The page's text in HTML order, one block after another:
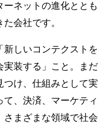
ネットの進化ととも
会社です。
新しいコンテクストを
実装する」こと。まだ
つけ、仕組みとして実
、決済、マーケティ
さまざまな領域で社会